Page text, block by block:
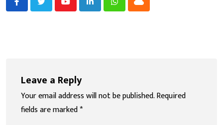
YoutubeLinkedInWhatsappCloud
Leave a Reply
Your email address will not be published.Required
fields are marked*